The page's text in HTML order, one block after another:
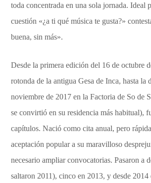
toda concentrada en una sola jornada. Ideal
cuestión «¿a ti qué música te gusta?»
buena, sin más».
Desde la primera edición del 16 de octubre
rotonda de la antigua Gesa de Inca, hasta la
noviembre de 2017 en la Factoria de So de
se convirtió en su residencia más habitual),
capítulos. Nació como cita anual, pero
aceptación popular a su maravilloso
necesario ampliar convocatorias. Pasaron a
saltaron 2011), cinco en 2013, y desde 2014